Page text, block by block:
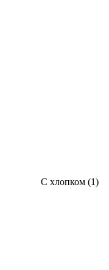
С хлопком (1)